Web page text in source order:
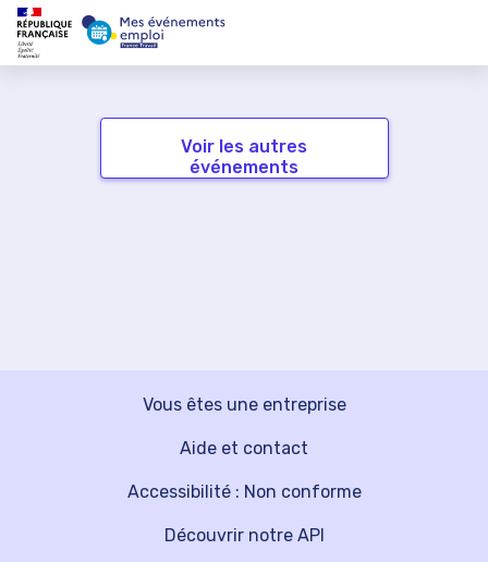
Voir les autres
événements
Vous êtes une entreprise
Découvrir notre API
Aide et contact
Accessibilité : Non conforme